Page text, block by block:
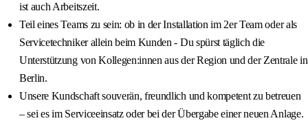
ist auch Arbeitszeit.
Teil eines Teams zu sein: ob in der Installation im 2er Team oder als
Servicetechniker allein beim Kunden - Du spürst täglich die
Unterstützung von Kollegen:innen aus der Region und der Zentrale in
Berlin.
Unsere Kundschaft souverän, freundlich und kompetent zu betreuen
– sei es im Serviceeinsatz oder bei der Übergabe einer neuen Anlage.